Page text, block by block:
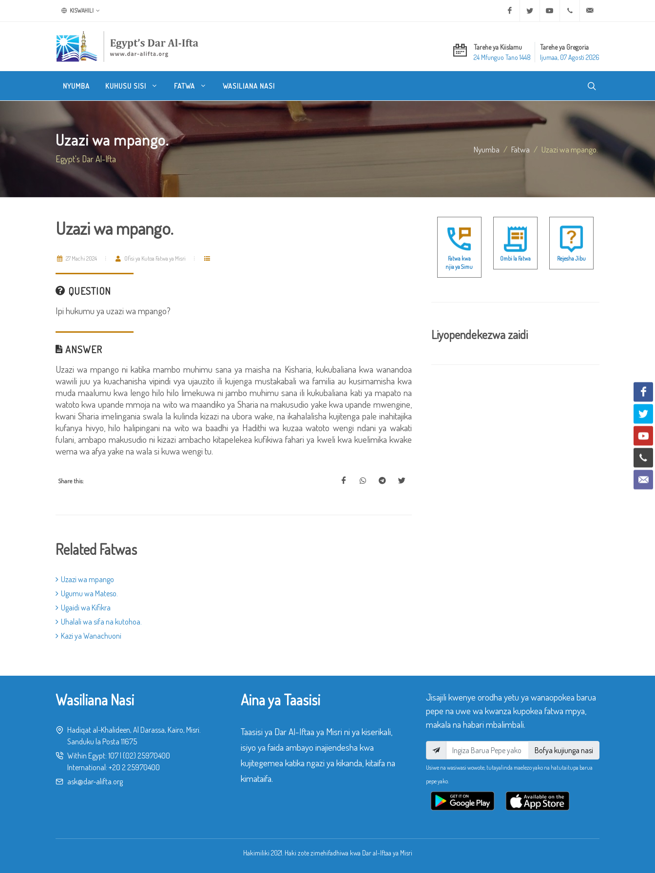
KISWAHILI Facebook Twitter Youtube +20 2 25970400
Tarehe ya Kiislamu
24 Mfunguo Tano 1448
Tarehe ya Gregoria
Ijumaa, 07 Agosti 2026
NYUMBA KUHUSU SISI FATWA WASILIANA NASI
Uzazi wa mpango.
Egypt's Dar Al-Ifta
Nyumba Fatwa Uzazi wa mpango.
Uzazi wa mpango.
27 Machi 2024 Ofisi ya Kutoa Fatwa ya Misri
QUESTION
Ipi hukumu ya uzazi wa mpango?
ANSWER
Uzazi wa mpango ni katika mambo muhimu sana ya maisha na Kisharia, kukubaliana kwa wanandoa
wawili juu ya kuachanisha vipindi vya ujauzito ili kujenga mustakabali wa familia au kusimamisha kwa
muda maalumu kwa lengo hilo hilo limekuwa ni jambo muhimu sana ili kukubaliana kati ya mapato na
watoto kwa upande mmoja na wito wa maandiko ya Sharia na makusudio yake kwa upande mwengine,
kwani Sharia imelingania swala la kulinda kizazi na ubora wake, na ikahalalisha kujitenga pale inahitajika
kufanya hivyo, hilo halipingani na wito wa baadhi ya Hadithi wa kuzaa watoto wengi ndani ya wakati
fulani, ambapo makusudio ni kizazi ambacho kitapelekea kufikiwa fahari ya kweli kwa kuelimika kwake
wema wa afya yake na wala si kuwa wengi tu.
Share this:
Related Fatwas
Uzazi wa mpango
Ugumu wa Mateso.
Ugaidi wa Kifikra
Uhalali wa sifa na kutohoa.
Kazi ya Wanachuoni
Fatwa kwa
njia ya Simu
Ombi la Fatwa Rejesha Jibu
Liyopendekezwa zaidi
Wasiliana Nasi
Hadiqat al-Khalideen, Al Darassa, Kairo, Misri.
Sanduku la Posta 11675
Within Egypt: 107 (02) 25970400
International: +20 2 25970400
ask@dar-alifta.org
Aina ya Taasisi
Taasisi ya Dar Al-Iftaa ya Misri ni ya kiserikali,
isiyo ya faida ambayo inajiendesha kwa
kujitegemea katika ngazi ya kikanda, kitaifa na
kimataifa.
Jisajili kwenye orodha yetu ya wanaopokea barua
pepe na uwe wa kwanza kupokea fatwa mpya,
makala na habari mbalimbali.
Bofya kujiunga nasi
Usiwe na wasiwasi wowote, tutayalinda maelezo yako na hatutaitupa barua
pepe yako.
Hakimiliki 2021. Haki zote zimehifadhiwa kwa Dar al-Iftaa ya Misri